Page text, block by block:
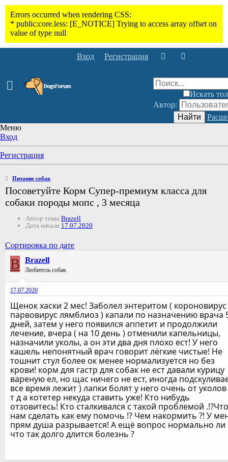
Вход Регистрация
Искать
Автор:
Найти
Меню
Вход
Регистрация
Питание собак
Посоветуйте Корм Cупер-премиум класса для
собаки породы мопс , 3 месяца
Автор темы Brazell
Дата начала 17.07.2020
Сортировка по дате
B Brazell
Любитель собак
17.07.2020
Щенок хаски 2 мес! Заболел энтеритом ( короновирус
парвовирус лямблиоз ) капали по назначению врача
дней, затем у него появился аппетит и продолжили
лечение, вчера ( на 10 день ) отменили капельницы,
назначили уколы, а он эти два дня плохо ест! У него
кашель непонятный врач говорит лёгкие чистые! Не
тошнит стул более ок менее нормализуется но без
крови! корм для гастр для собак не ест давали курицу
вареную ел, но щас ничего не ест, иногда
все время лежит ) лапки болят у него очень от
т д а котетер некуда ставить уже! Кто нибудь
отзовитесь! Кто сталкивался с такой проблемой .!?Что
нам сделать как ему помочь !? Чем накормить ?! У
прям душа разрывается! А ещё вопрос нормально ли
что так долго длится болезнь ?